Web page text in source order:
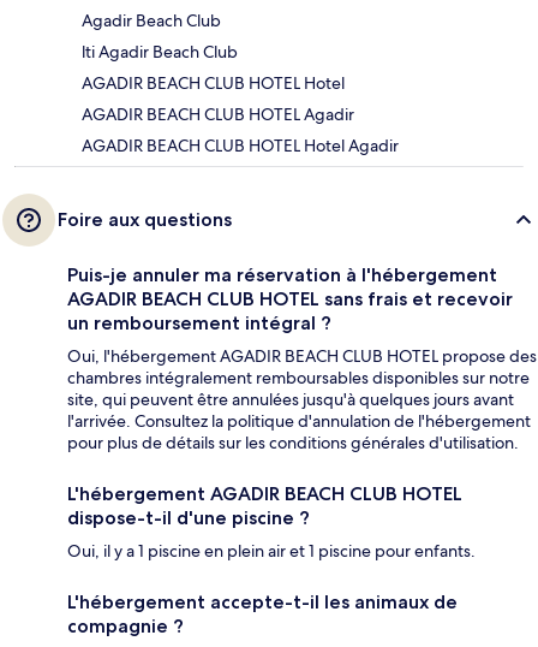
Agadir Beach Club
lti Agadir Beach Club
AGADIR BEACH CLUB HOTEL Hotel
AGADIR BEACH CLUB HOTEL Agadir
AGADIR BEACH CLUB HOTEL Hotel Agadir
Foire aux questions
Puis-je annuler ma réservation à l'hébergement
AGADIR BEACH CLUB HOTEL sans frais et recevoir
un remboursement intégral ?
Oui, l'hébergement AGADIR BEACH CLUB HOTEL propose des
chambres intégralement remboursables disponibles sur notre
site, qui peuvent être annulées jusqu'à quelques jours avant
l'arrivée. Consultez la politique d'annulation de l'hébergement
pour plus de détails sur les conditions générales d'utilisation.
L'hébergement AGADIR BEACH CLUB HOTEL
dispose-t-il d'une piscine ?
Oui, il y a 1 piscine en plein air et 1 piscine pour enfants.
L'hébergement accepte-t-il les animaux de
compagnie ?